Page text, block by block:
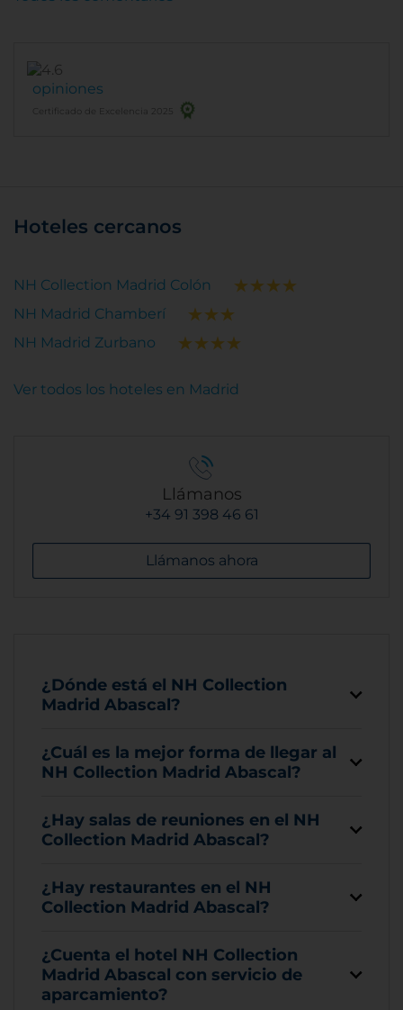
opiniones
Certificado de Excelencia 2025
Hoteles cercanos
NH Collection Madrid Colón
NH Madrid Chamberí
NH Madrid Zurbano
Ver todos los hoteles en Madrid
Llámanos
+34 91 398 46 61
Llámanos ahora
¿Dónde está el NH Collection
Madrid Abascal?
¿Cuál es la mejor forma de llegar al
NH Collection Madrid Abascal?
¿Hay salas de reuniones en el NH
Collection Madrid Abascal?
¿Hay restaurantes en el NH
Collection Madrid Abascal?
¿Cuenta el hotel NH Collection
Madrid Abascal con servicio de
aparcamiento?